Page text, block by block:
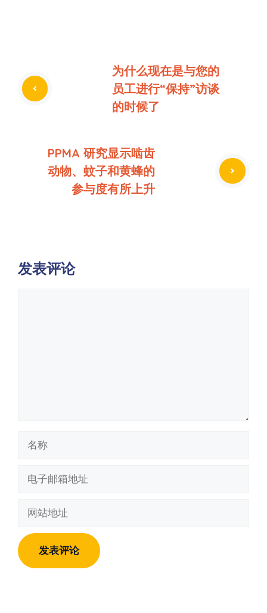
为什么现在是与您的
员工进行“保持”访谈
的时候了
PPMA 研究显示啮齿
动物、蚊子和黄蜂的
参与度有所上升
发表评论
址
地
址